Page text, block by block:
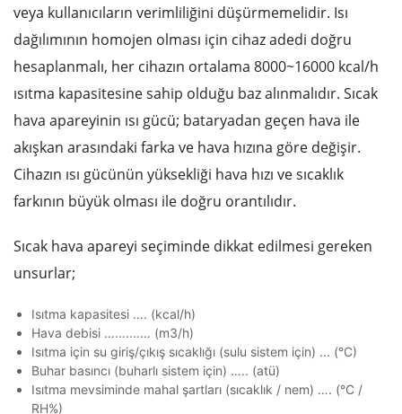
veya kullanıcıların verimliliğini düşürmemelidir. Isı
dağılımının homojen olması için cihaz adedi doğru
hesaplanmalı, her cihazın ortalama 8000~16000 kcal/h
ısıtma kapasitesine sahip olduğu baz alınmalıdır. Sıcak
hava apareyinin ısı gücü; bataryadan geçen hava ile
akışkan arasındaki farka ve hava hızına göre değişir.
Cihazın ısı gücünün yüksekliği hava hızı ve sıcaklık
farkının büyük olması ile doğru orantılıdır.
Sıcak hava apareyi seçiminde dikkat edilmesi gereken
unsurlar;
Isıtma kapasitesi …. (kcal/h)
Hava debisi …….…… (m3/h)
Isıtma için su giriş/çıkış sıcaklığı (sulu sistem için) ... (°C)
Buhar basıncı (buharlı sistem için) ….. (atü)
Isıtma mevsiminde mahal şartları (sıcaklık / nem) …. (°C /
RH%)